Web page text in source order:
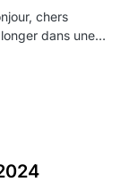
chers
dans une…